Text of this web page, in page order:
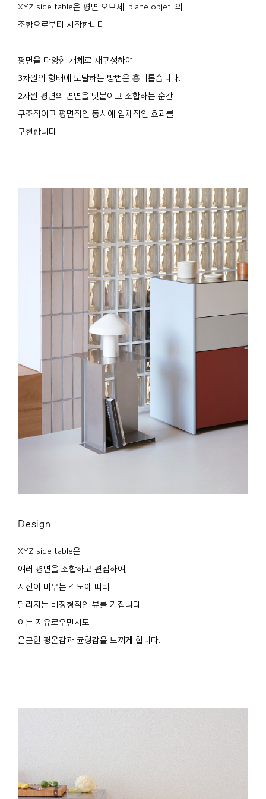
XYZ side table은 평면 오브제-plane objet-의
조합으로부터 시작합니다.
평면을 다양한 개체로 재구성하여
3차원의 형태에 도달하는 방법은 흥미롭습니다.
2차원 평면의 면면을 덧붙이고 조합하는 순간
구조적이고 평면적인 동시에 입체적인 효과를
구현합니다.
Design
XYZ side table은
여러 평면을 조합하고 편집하여,
시선이 머무는 각도에 따라
달라지는 비정형적인 뷰를 가집니다.
이는 자유로우면서도
은근한 평온감과 균형감을 느끼게 합니다.